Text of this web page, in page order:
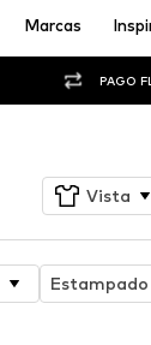
Marcas
PAGO
Vista
Estampado